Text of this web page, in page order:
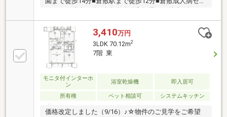
ローズ田ノ上店まで徒歩11分■中国銀行倉敷支店まで
徒歩12分
3,410万円
3LDK 70.12m2
7階 東
モニタ付インターホ
ン
浴室乾燥機 即入居可
所有権 ペット相談可 システムキッチン
価格改定しました（9/16）♪☆物件のご見学をご希望